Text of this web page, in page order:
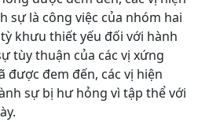
sự là công việc của nhóm hai
khưu thiết yếu đối với hành
tùy thuận của các vị xứng
được đem đến, các vị hiện
sự bị hư hỏng vì tập thể với